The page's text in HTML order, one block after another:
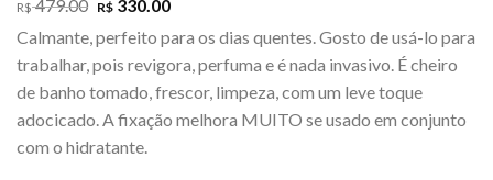
R$479.00
original
era:
R$ 479.00.
R$330.00
atual
R$ 330.00.
Calmante, perfeito para os dias quentes. Gosto de usá-lo para
trabalhar, pois revigora, perfuma e é nada invasivo. É cheiro
de banho tomado, frescor, limpeza, com um leve toque
adocicado. A fixação melhora MUITO se usado em conjunto
com o hidratante.